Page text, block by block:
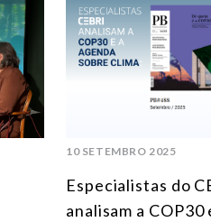
10 SETEMBRO 2025
Especialistas do
analisam a COP30